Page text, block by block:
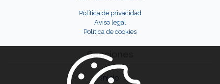
Política de privacidad
Aviso legal
Política de cookies
Secciones
Inicio